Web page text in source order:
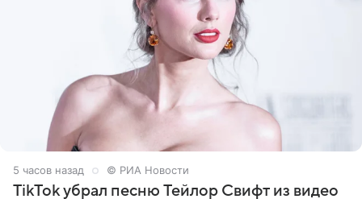
5 часов назад © РИА Новости
TikTok убрал песню Тейлор Свифт из видео